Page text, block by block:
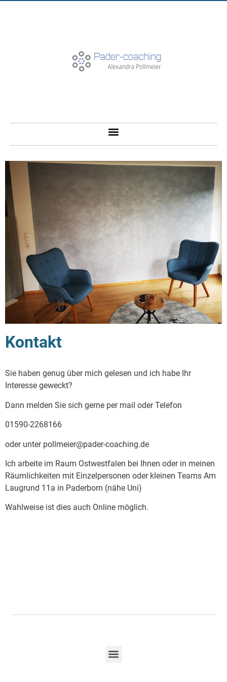
Kontakt
Sie haben genug über mich gelesen und ich habe Ihr
Interesse geweckt?
Dann melden Sie sich gerne per mail oder Telefon
01590-2268166
oder unter pollmeier@pader-coaching.de
Ich arbeite im Raum Ostwestfalen bei Ihnen oder in meinen
Räumlichkeiten mit Einzelpersonen oder kleinen Teams Am
Laugrund 11a in Paderborn (nähe Uni)
Wahlweise ist dies auch Online möglich.